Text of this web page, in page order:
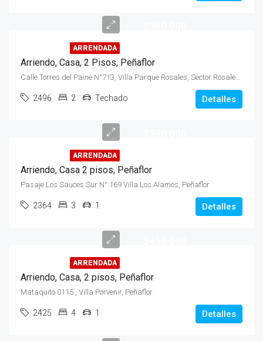
ARRENDADA
Arriendo, Casa, 2 Pisos, Peñaflor
Calle Torres del Paine N°713, Villa Parque Rosales, Sector Rosales, Peñaflo
2496 2 Techado Detalles
ARRENDADA
Arriendo, Casa 2 pisos, Peñaflor
Pasaje Los Sauces Sur N° 169 Villa Los Alamos, Peñaflor
2364 3 1 Detalles
ARRENDADA
Arriendo, Casa, 2 pisos, Peñaflor
Mataquito 0115 , Villa Porvenir, Peñaflor
2425 4 1 Detalles